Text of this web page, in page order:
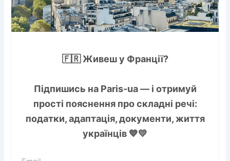
🇫🇷 Живеш у Франції?
Підпишись на Paris-ua— і отримуй
прості пояснення про складні речі:
податки, адаптація, документи, життя
українців 💙💛